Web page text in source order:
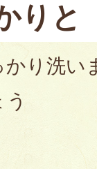
りと
り洗い